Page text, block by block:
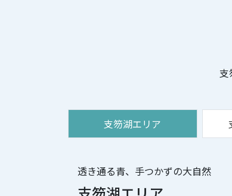
支
支笏湖エリア
透き通る青、手つかずの大自然